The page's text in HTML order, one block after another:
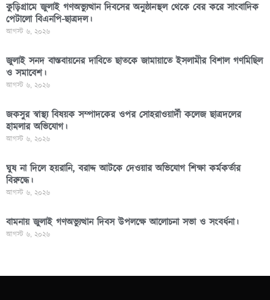
কুড়িগ্রামে জুলাই গণঅভ্যুত্থান দিবসের অনুষ্ঠানস্থল থেকে বের করে সাংবাদিক
পেটালো বিএনপি-ছাত্রদল।
আগস্ট ৬, ২০২৬
জুলাই সনদ বাস্তবায়নের দাবিতে ছাতকে জামায়াতে ইসলামীর বিশাল গণমিছিল
ও সমাবেশ।
আগস্ট ৬, ২০২৬
জকসুর স্বাস্থ্য বিষয়ক সম্পাদকের ওপর সোহরাওয়ার্দী কলেজ ছাত্রদলের
হামলার অভিযোগ।
আগস্ট ৬, ২০২৬
ঘুষ না দিলে হয়রানি, বরাদ্দ আটকে দেওয়ার অভিযোগ শিক্ষা কর্মকর্তার
বিরুদ্ধে।
আগস্ট ৬, ২০২৬
বামনায় জুলাই গণঅভ্যুত্থান দিবস উপলক্ষে আলোচনা সভা ও সংবর্ধনা।
আগস্ট ৬, ২০২৬